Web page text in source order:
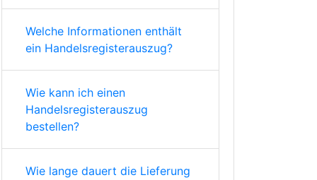
Welche Informationen enthält
ein Handelsregisterauszug?
Wie kann ich einen
Handelsregisterauszug
bestellen?
Wie lange dauert die Lieferung